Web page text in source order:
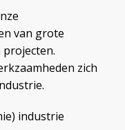
van grote
zich
industrie